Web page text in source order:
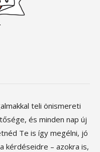
teli önismereti
és minden nap új
Te is így megélni, jó
kérdéseidre – azokra is,